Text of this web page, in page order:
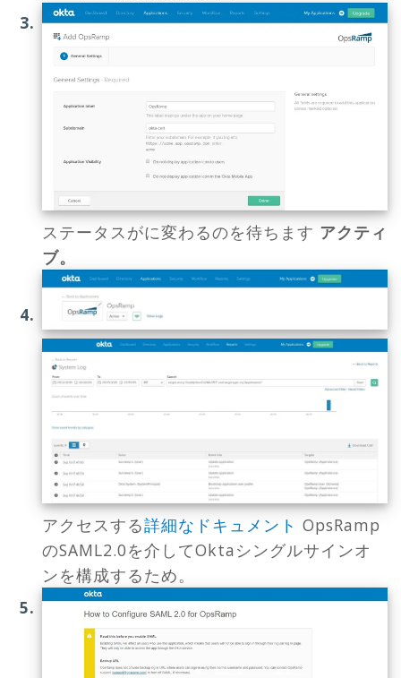
ステータスがに変わるのを待ちます アクティ
ブ。
アクセスする詳細なドキュメント OpsRamp
のSAML2.0を介してOktaシングルサインオ
ンを構成するため。